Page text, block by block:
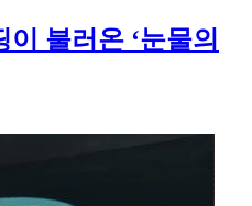
불러온 ‘눈물의